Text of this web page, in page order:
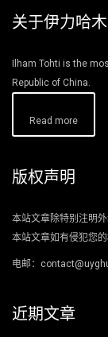
关于伊力哈
Ilham Tohti is the
Republic of China.
Read more
版权声明
本站文章除特别注明
本站文章如有侵犯您
电邮：
近期文章